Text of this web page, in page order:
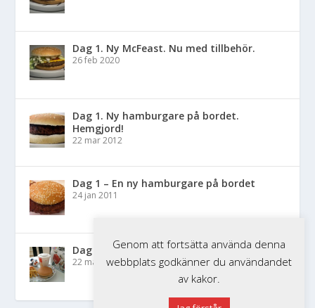
Dag 1. Ny McFeast. Nu med tillbehör.
26 feb 2020
Dag 1. Ny hamburgare på bordet.
Hemgjord!
22 mar 2012
Dag 1 – En ny hamburgare på bordet
24 jan 2011
Dag 1 – Nytt Happy Meal på bordet
22 mar 2010
Genom att fortsätta använda denna
webbplats godkänner du användandet
av kakor.